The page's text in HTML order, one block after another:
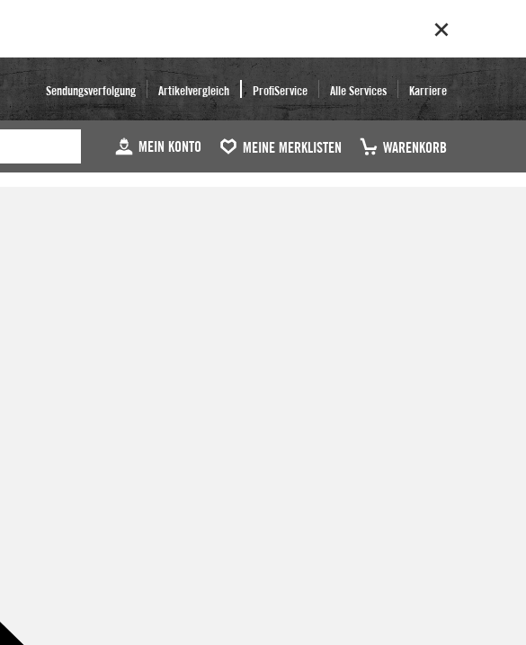
Sendungsverfolgung Artikelvergleich ProfiService Alle Services Karriere
MEIN KONTO MEINE MERKLISTEN WARENKORB